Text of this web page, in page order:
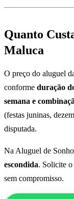
Quanto
Maluca
O preço do aluguel
conforme duração
semana e
(festas juninas,
disputada.
Na Aluguel de
escondida. Solicite
sem compromisso.